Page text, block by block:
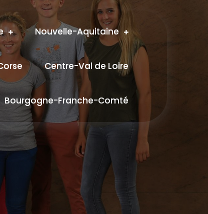
Nouvelle-Aquitaine
Centre-Val de Loire
Bourgogne-Franche-Comté